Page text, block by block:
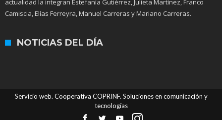
actualidad la integran Estefanía Gutiérrez, Julieta Martínez, Franco
Camiscia, Elías Ferreyra, Manuel Carreras y Mariano Carreras.
NOTICIAS DEL DÍA
Servicio web. Cooperativa COPRINF. Soluciones en comunicación y
tecnologías